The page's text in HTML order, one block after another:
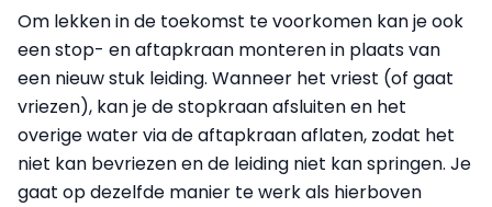
Om lekken in de toekomst te voorkomen kan je ook
een stop- en aftapkraan monteren in plaats van
een nieuw stuk leiding. Wanneer het vriest (of gaat
vriezen), kan je de stopkraan afsluiten en het
overige water via de aftapkraan aflaten, zodat het
niet kan bevriezen en de leiding niet kan springen. Je
gaat op dezelfde manier te werk als hierboven